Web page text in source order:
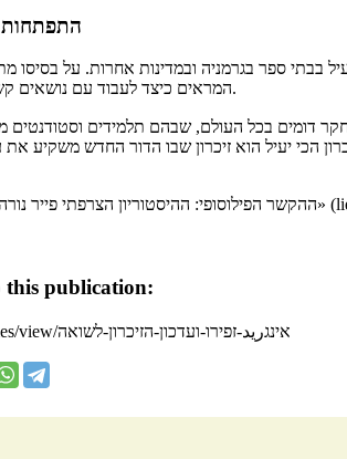
5.
ספר בגרמניה ובמדינות אחרות. על בסיסו
המראים כיצד לעבוד עם נושאים קשים דרך סיפורים אישיים.
דומים בכל העולם, שבהם תלמידים
הכי יעיל הוא זיכרון שבו הדור החדש משקיע
this publication:
https://elib.co.il/m/articles/view/אינגريد-זפירו-ועדכון-הזיכרון-לשואה